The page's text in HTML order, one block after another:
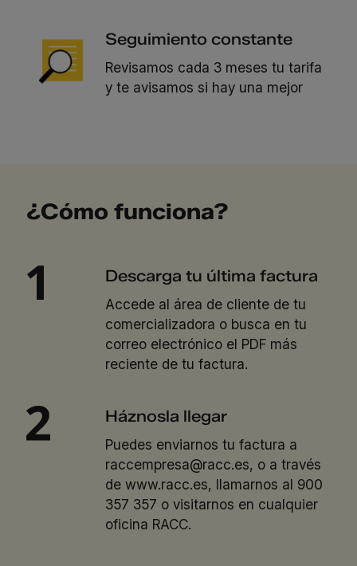
Seguimiento constante
Revisamos cada 3 meses tu tarifa
y te avisamos si hay una mejor
¿Cómo funciona?
Descarga tu última factura
Accede al área de cliente de tu
comercializadora o busca en tu
correo electrónico el PDF más
reciente de tu factura.
Háznosla llegar
Puedes enviarnos tu factura a
raccempresa@racc.es, o a través
de www.racc.es, llamarnos al 900
357 357 o visitarnos en cualquier
oficina RACC.